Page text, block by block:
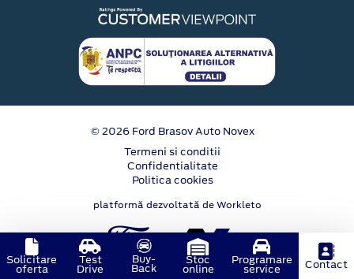
© 2026 Ford Brasov Auto Novex
Termeni si conditii
Confidentialitate
Politica cookies
platformă dezvoltată de Workleto
Solicitare
oferta
Test
Drive
Buy-
Back
Stoc
online
Programare
service Contact